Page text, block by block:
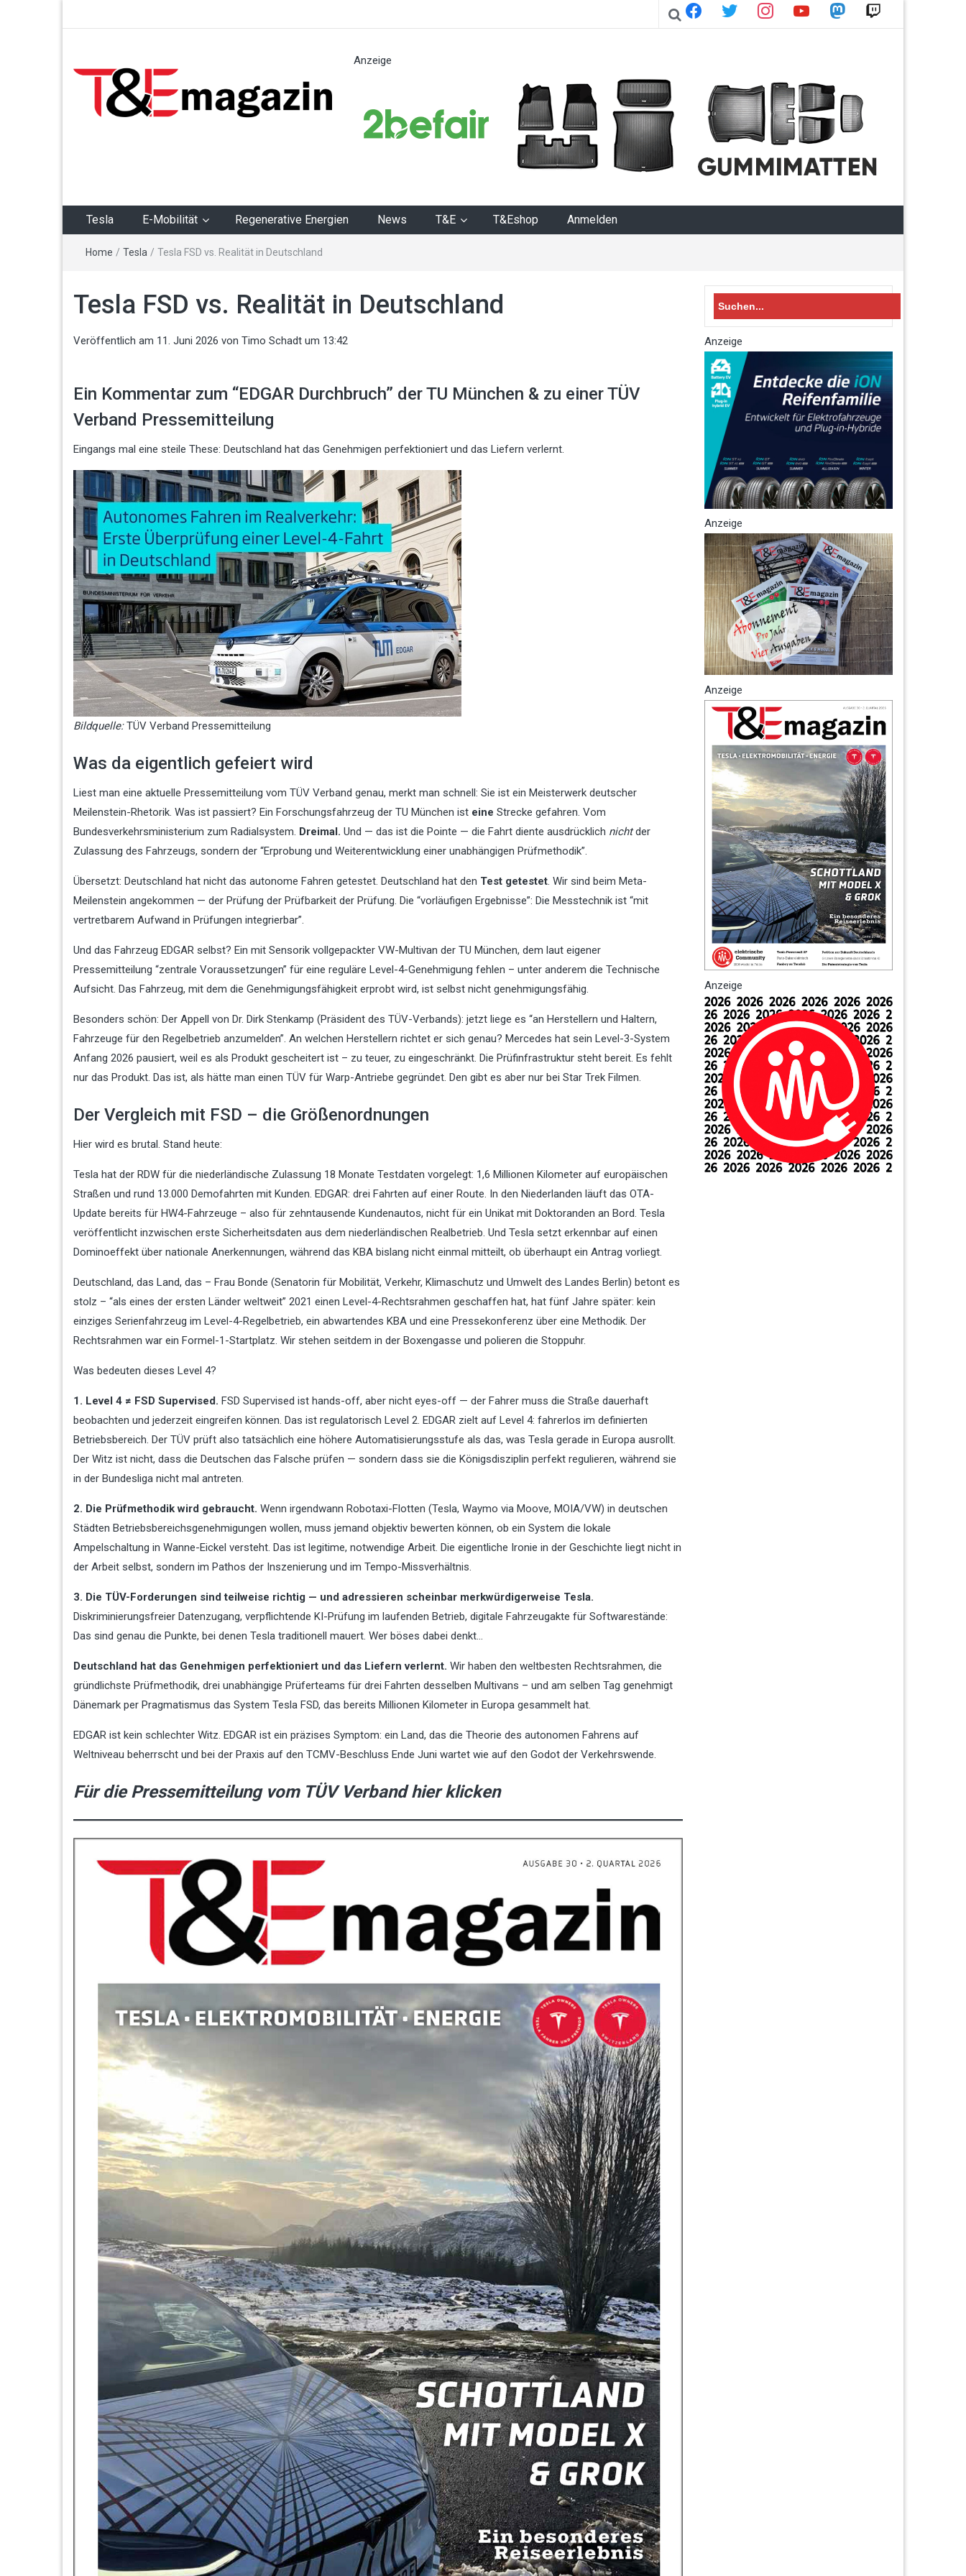
Regenerative Energien
Anzeige
Tesla E-Mobilität Regenerative Energien News T&E T&Eshop Anmelden
Home / Tesla / Tesla FSD vs. Realität in Deutschland
Tesla FSD vs. Realität in Deutschland
Veröffentlich am 11. Juni 2026 von Timo Schadt um 13:42
Ein Kommentar zum “EDGAR Durchbruch” der TU München & zu einer TÜV
Verband Pressemitteilung
Eingangs mal eine steile These: Deutschland hat das Genehmigen perfektioniert und das Liefern verlernt.
Bildquelle:TÜV Verband Pressemitteilung
Was da eigentlich gefeiert wird
Liest man eine aktuelle Pressemitteilung vom TÜV Verband genau, merkt man schnell: Sie ist ein Meisterwerk deutscher
Meilenstein-Rhetorik. Was ist passiert? Ein Forschungsfahrzeug der TU München ist eine Strecke gefahren. Vom
Bundesverkehrsministerium zum Radialsystem. Dreimal. Und — das ist die Pointe — die Fahrt diente ausdrücklich nichtder
Zulassung des Fahrzeugs, sondern der “Erprobung und Weiterentwicklung einer unabhängigen Prüfmethodik”.
Übersetzt: Deutschland hat nicht das autonome Fahren getestet. Deutschland hat den Test getestet. Wir sind beim Meta-
Meilenstein angekommen — der Prüfung der Prüfbarkeit der Prüfung. Die “vorläufigen Ergebnisse”: Die Messtechnik ist “mit
vertretbarem Aufwand in Prüfungen integrierbar”.
Und das Fahrzeug EDGAR selbst? Ein mit Sensorik vollgepackter VW-Multivan der TU München, dem laut eigener
Pressemitteilung “zentrale Voraussetzungen” für eine reguläre Level-4-Genehmigung fehlen – unter anderem die Technische
Aufsicht. Das Fahrzeug, mit dem die Genehmigungsfähigkeit erprobt wird, ist selbst nicht genehmigungsfähig.
Besonders schön: Der Appell von Dr. Dirk Stenkamp (Präsident des TÜV-Verbands): jetzt liege es “an Herstellern und Haltern,
Fahrzeuge für den Regelbetrieb anzumelden”. An welchen Herstellern richtet er sich genau? Mercedes hat sein Level-3-System
Anfang 2026 pausiert, weil es als Produkt gescheitert ist – zu teuer, zu eingeschränkt. Die Prüfinfrastruktur steht bereit. Es fehlt
nur das Produkt. Das ist, als hätte man einen TÜV für Warp-Antriebe gegründet. Den gibt es aber nur bei Star Trek Filmen.
Der Vergleich mit FSD – die Größenordnungen
Hier wird es brutal. Stand heute:
Tesla hat der RDW für die niederländische Zulassung 18 Monate Testdaten vorgelegt: 1,6 Millionen Kilometer auf europäischen
Straßen und rund 13.000 Demofahrten mit Kunden. EDGAR: drei Fahrten auf einer Route. In den Niederlanden läuft das OTA-
Update bereits für HW4-Fahrzeuge – also für zehntausende Kundenautos, nicht für ein Unikat mit Doktoranden an Bord. Tesla
veröffentlicht inzwischen erste Sicherheitsdaten aus dem niederländischen Realbetrieb. Und Tesla setzt erkennbar auf einen
Dominoeffekt über nationale Anerkennungen, während das KBA bislang nicht einmal mitteilt, ob überhaupt ein Antrag vorliegt.
Deutschland, das Land, das – Frau Bonde (Senatorin für Mobilität, Verkehr, Klimaschutz und Umwelt des Landes Berlin) betont es
stolz – “als eines der ersten Länder weltweit” 2021 einen Level-4-Rechtsrahmen geschaffen hat, hat fünf Jahre später: kein
einziges Serienfahrzeug im Level-4-Regelbetrieb, ein abwartendes KBA und eine Pressekonferenz über eine Methodik. Der
Rechtsrahmen war ein Formel-1-Startplatz. Wir stehen seitdem in der Boxengasse und polieren die Stoppuhr.
Was bedeuten dieses Level 4?
1. Level 4 ≠ FSD Supervised. FSD Supervised ist hands-off, aber nicht eyes-off — der Fahrer muss die Straße dauerhaft
beobachten und jederzeit eingreifen können. Das ist regulatorisch Level 2. EDGAR zielt auf Level 4: fahrerlos im definierten
Betriebsbereich. Der TÜV prüft also tatsächlich eine höhere Automatisierungsstufe als das, was Tesla gerade in Europa ausrollt.
Der Witz ist nicht, dass die Deutschen das Falsche prüfen — sondern dass sie die Königsdisziplin perfekt regulieren, während sie
in der Bundesliga nicht mal antreten.
2. Die Prüfmethodik wird gebraucht. Wenn irgendwann Robotaxi-Flotten (Tesla, Waymo via Moove, MOIA/VW) in deutschen
Städten Betriebsbereichsgenehmigungen wollen, muss jemand objektiv bewerten können, ob ein System die lokale
Ampelschaltung in Wanne-Eickel versteht. Das ist legitime, notwendige Arbeit. Die eigentliche Ironie in der Geschichte liegt nicht in
der Arbeit selbst, sondern im Pathos der Inszenierung und im Tempo-Missverhältnis.
3. Die TÜV-Forderungen sind teilweise richtig — und adressieren scheinbar merkwürdigerweise Tesla.
Diskriminierungsfreier Datenzugang, verpflichtende KI-Prüfung im laufenden Betrieb, digitale Fahrzeugakte für Softwarestände:
Das sind genau die Punkte, bei denen Tesla traditionell mauert. Wer böses dabei denkt…
Deutschland hat das Genehmigen perfektioniert und das Liefern verlernt. Wir haben den weltbesten Rechtsrahmen, die
gründlichste Prüfmethodik, drei unabhängige Prüferteams für drei Fahrten desselben Multivans – und am selben Tag genehmigt
Dänemark per Pragmatismus das System Tesla FSD, das bereits Millionen Kilometer in Europa gesammelt hat.
EDGAR ist kein schlechter Witz. EDGAR ist ein präzises Symptom: ein Land, das die Theorie des autonomen Fahrens auf
Weltniveau beherrscht und bei der Praxis auf den TCMV-Beschluss Ende Juni wartet wie auf den Godot der Verkehrswende.
Für die Pressemitteilung vom TÜV Verband hier klicken
Search
for:
Anzeige
Anzeige
Anzeige
Anzeige